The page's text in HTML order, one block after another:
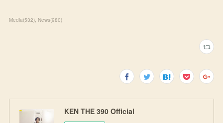
Media(532) News(980)
KEN THE 390 Official